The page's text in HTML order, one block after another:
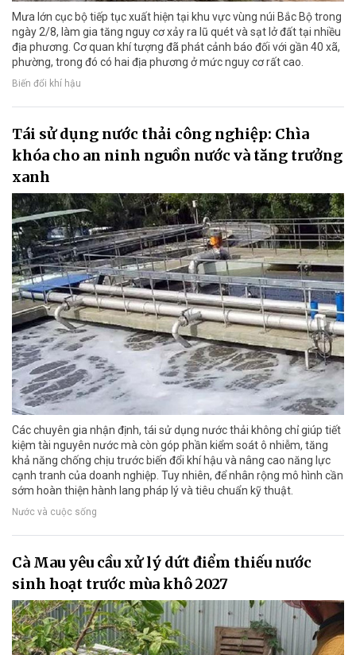
Mưa lớn cục bộ tiếp tục xuất hiện tại khu vực vùng núi Bắc Bộ trong
ngày 2/8, làm gia tăng nguy cơ xảy ra lũ quét và sạt lở đất tại nhiều
địa phương. Cơ quan khí tượng đã phát cảnh báo đối với gần 40 xã,
phường, trong đó có hai địa phương ở mức nguy cơ rất cao.
Biến đổi khí hậu
Tái sử dụng nước thải công nghiệp: Chìa
khóa cho an ninh nguồn nước và tăng trưởng
xanh
Các chuyên gia nhận định, tái sử dụng nước thải không chỉ giúp tiết
kiệm tài nguyên nước mà còn góp phần kiểm soát ô nhiễm, tăng
khả năng chống chịu trước biến đổi khí hậu và nâng cao năng lực
cạnh tranh của doanh nghiệp. Tuy nhiên, để nhân rộng mô hình cần
sớm hoàn thiện hành lang pháp lý và tiêu chuẩn kỹ thuật.
Nước và cuộc sống
Cà Mau yêu cầu xử lý dứt điểm thiếu nước
sinh hoạt trước mùa khô 2027